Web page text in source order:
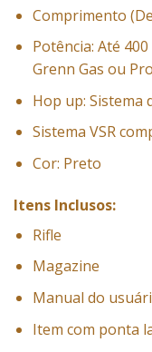
Comprimento
Potência: Até
Grenn Gas ou
Hop up: Sistema
Sistema VSR
Cor: Preto
Itens Inclusos:
Rifle
Magazine
Manual do
Item com ponta